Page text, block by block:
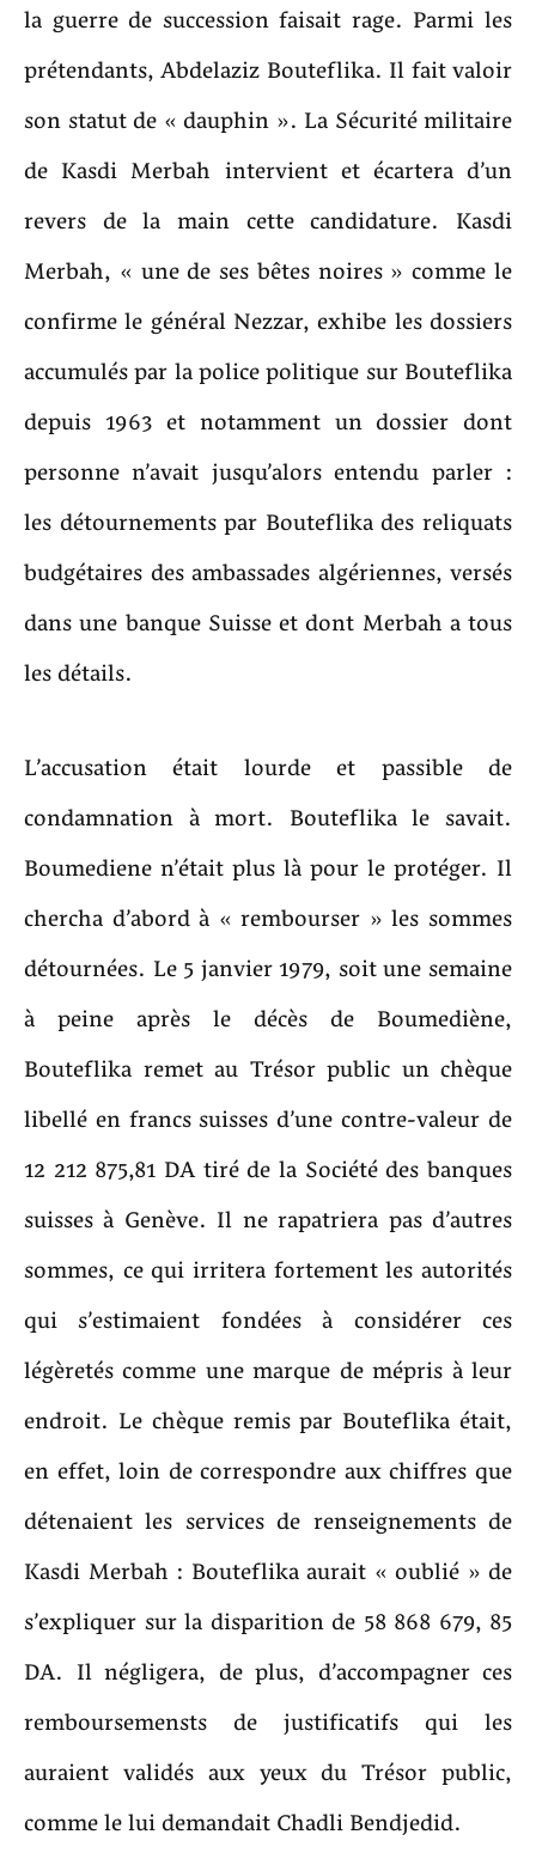
la guerre de succession faisait rage. Parmi les
prétendants, Abdelaziz Bouteflika. Il fait valoir
son statut de « dauphin ». La Sécurité militaire
de Kasdi Merbah intervient et écartera d’un
revers de la main cette candidature. Kasdi
Merbah, « une de ses bêtes noires » comme le
confirme le général Nezzar, exhibe les dossiers
accumulés par la police politique sur Bouteflika
depuis 1963 et notamment un dossier dont
personne n’avait jusqu’alors entendu parler :
les détournements par Bouteflika des reliquats
budgétaires des ambassades algériennes, versés
dans une banque Suisse et dont Merbah a tous
les détails.
L’accusation était lourde et passible de
condamnation à mort. Bouteflika le savait.
Boumediene n’était plus là pour le protéger. Il
chercha d’abord à « rembourser » les sommes
détournées. Le 5 janvier 1979, soit une semaine
à peine après le décès de Boumediène,
Bouteflika remet au Trésor public un chèque
libellé en francs suisses d’une contre-valeur de
12 212 875,81 DA tiré de la Société des banques
suisses à Genève. Il ne rapatriera pas d’autres
sommes, ce qui irritera fortement les autorités
qui s’estimaient fondées à considérer ces
légèretés comme une marque de mépris à leur
endroit. Le chèque remis par Bouteflika était,
en effet, loin de correspondre aux chiffres que
détenaient les services de renseignements de
Kasdi Merbah : Bouteflika aurait « oublié » de
s’expliquer sur la disparition de 58 868 679, 85
DA. Il négligera, de plus, d’accompagner ces
remboursemensts de justificatifs qui les
auraient validés aux yeux du Trésor public,
comme le lui demandait Chadli Bendjedid.